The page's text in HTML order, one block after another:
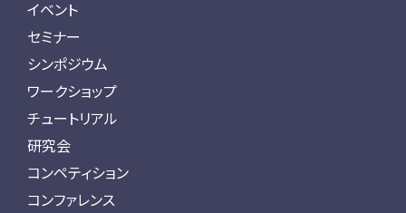
イベント
セミナー
シンポジウム
ワークショップ
チュートリアル
研究会
コンペティション
コンファレンス